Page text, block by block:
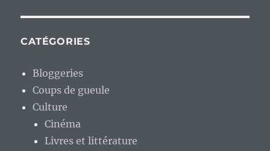
CATÉGORIES
Bloggeries
Coups de gueule
Culture
Cinéma
Livres et littérature